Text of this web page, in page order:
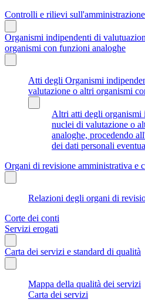
Controlli e rilievi sull'amministrazione
Organismi indipendenti di
organismi con funzioni analoghe
Atti degli Organismi
valutazione o altri organismi
Altri atti degli organismi
nuclei di valutazione o
analoghe, procedendo
dei dati personali
Organi di revisione amministrativa e
Relazioni degli organi di
Corte dei conti
Servizi erogati
Carta dei servizi e standard di qualità
Mappa della qualità dei servizi
Carta dei servizi